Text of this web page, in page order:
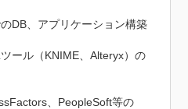
DB、アプリケーション構築
ール（KNIME、Alteryx）の
、PeopleSoft等の